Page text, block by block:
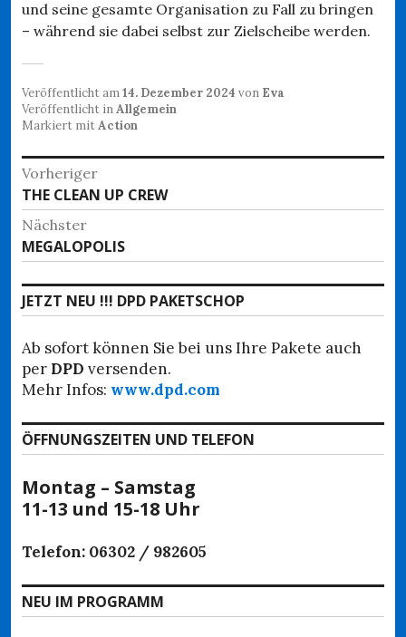
und seine gesamte Organisation zu Fall zu bringen
– während sie dabei selbst zur Zielscheibe werden.
Veröffentlicht am14. Dezember 2024 von Eva
Veröffentlicht inAllgemein
Markiert mitAction
Beitragsnavigation
Vorheriger
Vorheriger
Beitrag:
THE CLEAN UP CREW
Nächster
Nächster
Beitrag:
MEGALOPOLIS
JETZT NEU !!! DPD PAKETSCHOP
Ab sofort können Sie bei uns Ihre Pakete auch
per DPD versenden.
Mehr Infos: www.dpd.com
ÖFFNUNGSZEITEN UND TELEFON
Montag – Samstag
11-13 und 15-18 Uhr
Telefon: 06302 / 982605
NEU IM PROGRAMM